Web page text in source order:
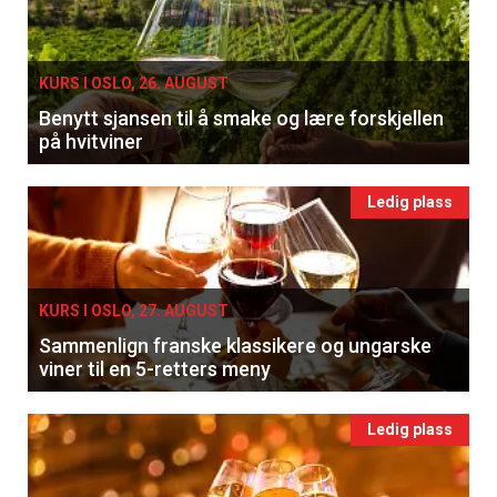
KURS I OSLO, 26. AUGUST
Benytt sjansen til å smake og lære forskjellen
på hvitviner
Ledig plass
KURS I OSLO, 27. AUGUST
Sammenlign franske klassikere og ungarske
viner til en 5-retters meny
Ledig plass